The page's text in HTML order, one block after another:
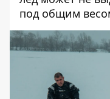
под общим